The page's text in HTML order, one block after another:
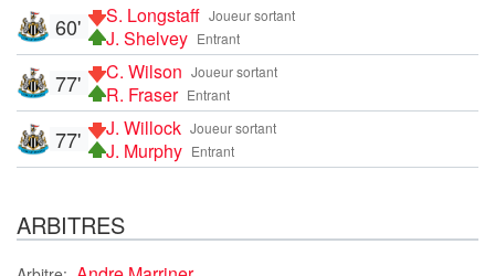
Joueur sortant
S. Longstaff
Entrant
J. Shelvey
60'
Joueur sortant
C. Wilson
Entrant
R. Fraser
77'
Joueur sortant
J. Willock
Entrant
J. Murphy
77'
ARBITRES